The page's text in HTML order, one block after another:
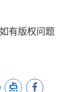
有版权问题